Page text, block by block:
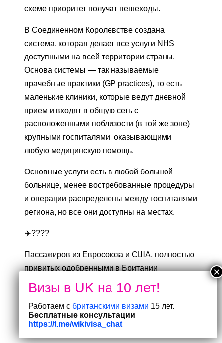
схеме приоритет получат пешеходы.
В Соединенном Королевстве создана
система, которая делает все услуги NHS
доступными на всей территории страны.
Основа системы — так называемые
врачебные практики (GP рractices), то есть
маленькие клиники, которые ведут дневной
прием и входят в общую сеть с
расположенными поблизости (в той же зоне)
крупными госпиталями, оказывающими
любую медицинскую помощь.
Основные услуги есть в любой большой
больнице, менее востребованные процедуры
и операции распределены между госпиталями
региона, но все они доступны на местах.
✈️????
Пассажиров из Евросоюза и США, полностью
привитых одобренными в Британии
вакцинами, возможно, будут пускать в Англию
без карантина.
Ждем решение властей — ожидается, что оно
выйдет в ближайшее время.
Работаем с британскими визами 15 лет.
Бесплатные консультации
https://t.me/wikivisa_chat